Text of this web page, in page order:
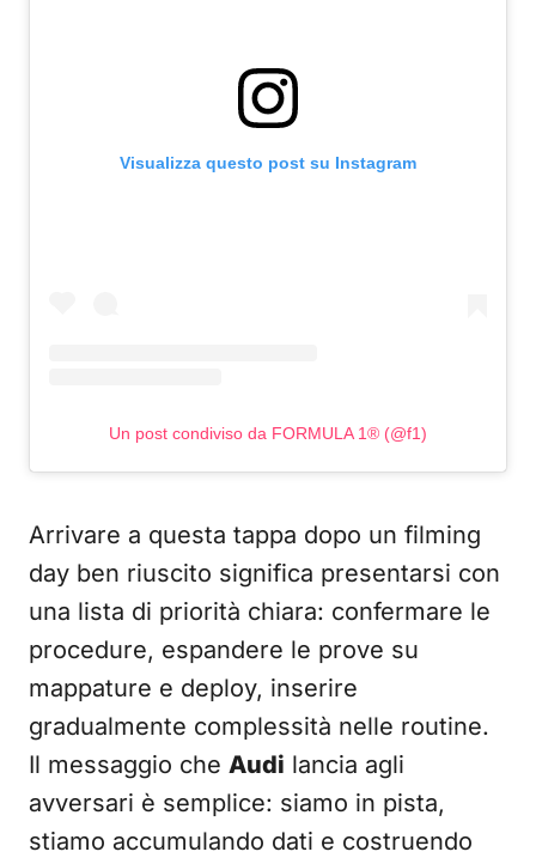
Visualizza questo post su Instagram
Un post condiviso da FORMULA 1® (@f1)
Arrivare a questa tappa dopo un filming
day ben riuscito significa presentarsi con
una lista di priorità chiara: confermare le
procedure, espandere le prove su
mappature e deploy, inserire
gradualmente complessità nelle routine.
Il messaggio che Audi lancia agli
avversari è semplice: siamo in pista,
stiamo accumulando dati e costruendo